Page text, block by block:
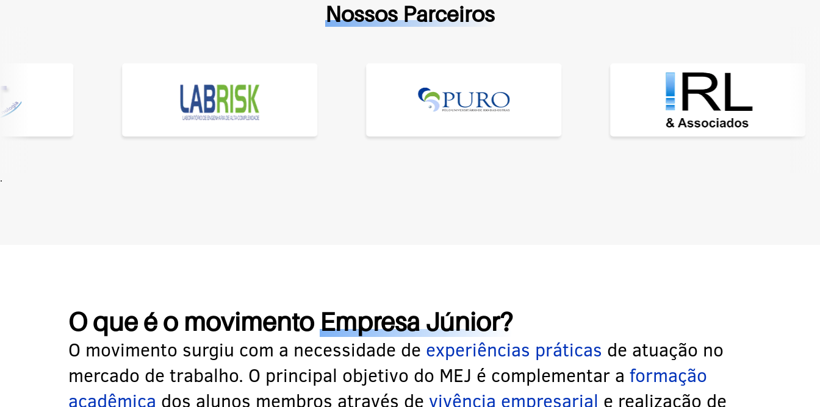
Nossos Parceiros
.
O que é o movimentoEmpresa Júnior?
O movimento surgiu com a necessidade de experiências práticas de atuação no
mercado de trabalho. O principal objetivo do MEJ é complementar a formação
acadêmica dos alunos membros através de vivência empresarial e realização de